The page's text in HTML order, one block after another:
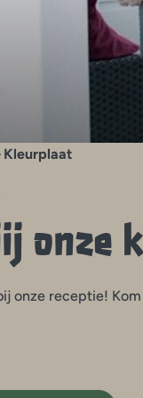
Kleurplaat
onze
onze receptie! Kom